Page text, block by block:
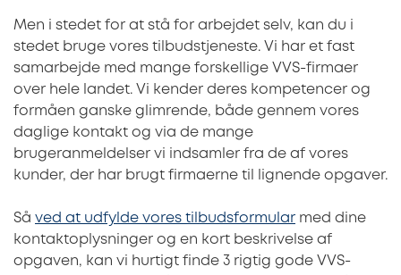
Men i stedet for at stå for arbejdet selv, kan du i
stedet bruge vores tilbudstjeneste. Vi har et fast
samarbejde med mange forskellige VVS-firmaer
over hele landet. Vi kender deres kompetencer og
formåen ganske glimrende, både gennem vores
daglige kontakt og via de mange
brugeranmeldelser vi indsamler fra de af vores
kunder, der har brugt firmaerne til lignende opgaver.
Så ved at udfylde vores tilbudsformular med dine
kontaktoplysninger og en kort beskrivelse af
opgaven, kan vi hurtigt finde 3 rigtig gode VVS-